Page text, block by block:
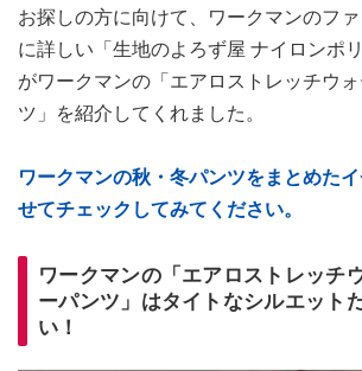
お探しの方に向けて、ワークマンのフ
に詳しい「生地のよろず屋 ナイロンポ
がワークマンの「エアロストレッチウ
ツ」を紹介してくれました。
ワークマンの秋・冬パンツをまとめた
せてチェックしてみてください。
ワークマンの「エアロストレッチ
ーパンツ」はタイトなシルエット
い！